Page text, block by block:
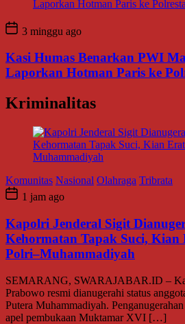
3 minggu ago
Kasi Humas Benarkan PWI
Laporkan Hotman Paris ke
Kriminalitas
Komunitas Nasional Olahraga Tribrata
1 jam ago
Kapolri Jenderal Sigit
Kehormatan Tapak Suci,
Polri–Muhammadiyah
SEMARANG, SWARAJABAR.ID –
Prabowo resmi dianugerahi status
Putera Muhammadiyah.
apel pembukaan Muktamar XVI […]